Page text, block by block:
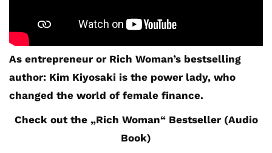
As entrepreneur or Rich Woman’s bestselling
author: Kim Kiyosaki is the power lady, who
changed the world of female finance.
Check out the „Rich Woman“ Bestseller (Audio
Book)